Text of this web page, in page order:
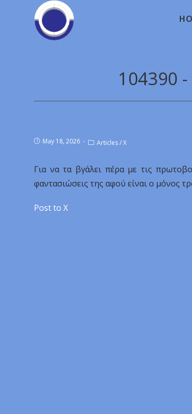
104390
May 18, 2026 Articles/X
Για να τα βγάλει πέρα με τις
φαντασιώσεις της αφού είναι ο μόνος
Post to X